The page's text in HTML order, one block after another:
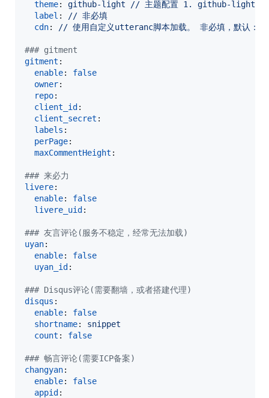
theme: github-light // 主题配置 1. github-light(
label :
// 非必填
cdn: // 使用自定义utteranc脚本加载。 非必填，默
### gitment
gitment :
enable: false
owner:
repo:
client_id :
client_secret :
labels :
perPage:
maxCommentHeight :
### 来必力
livere:
enable: false
livere_uid :
### 友言评论(服务不稳定，经常无法加载)
uyan:
enable: false
uyan_id :
### Disqus评论(需要翻墙，或者搭建代理)
disqus :
enable: false
shortname: snippet
count : false
### 畅言评论(需要ICP备案)
changyan:
enable: false
appid :